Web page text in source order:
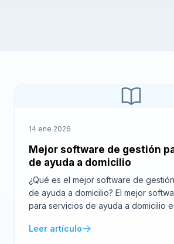
14 ene 2026
Mejor software de gestión
de ayuda a domicilio
¿Qué es el mejor software de
de ayuda a domicilio? El mejor
para servicios de ayuda a domicilio
optimizar la organización y
Leer artículo